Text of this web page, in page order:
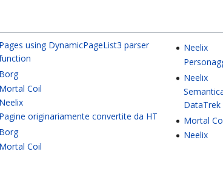
Pages using DynamicPageList3 parser
Borg
Mortal Coil
Neelix
Pagine originariamente convertite da HT
Borg
Mortal Coil
Neelix
Neelix
DataTrek
Mortal
Neelix